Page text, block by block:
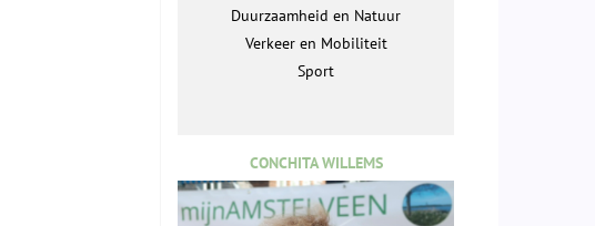
Duurzaamheid en Natuur
Verkeer en Mobiliteit
Sport
CONCHITA WILLEMS